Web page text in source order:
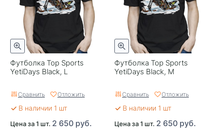
Футболка Top Sports
YetiDays Black, L
Сравнить Отложить
В наличии 1 шт
Цена за 1 шт. 2 650 руб.
Футболка Top Sports
YetiDays Black, M
Сравнить Отложить
В наличии 1 шт
Цена за 1 шт. 2 650 руб.